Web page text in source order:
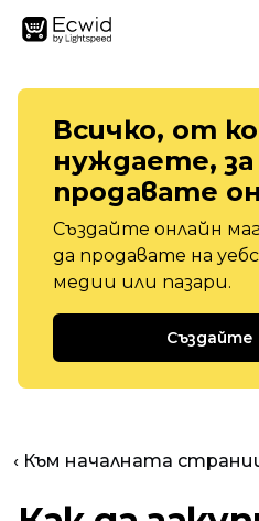
Всичко, от
нуждаете, за
продавате
Създайте онлайн
да продавате на
медии или пазари.
Създайте
‹ Към началната